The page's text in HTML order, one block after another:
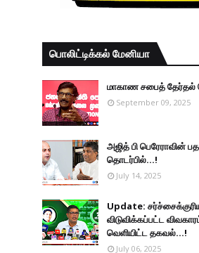
பொலிட்டிக்கல் மேனியா
மாகாண சபைத் தேர்தல்
September 09, 2025
அஜித் பி பெரேராவின்
தொடர்பில்...!
July 14, 2025
Update:
விடுவிக்கப்பட்ட
வெளியிட்ட தகவல்...!
July 06, 2025